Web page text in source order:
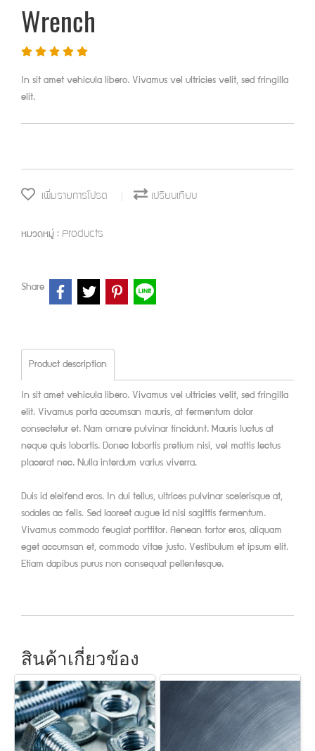
Wrench
In sit amet vehicula libero. Vivamus vel ultricies velit, sed fringilla
elit.
เพิ่มรายการโปรด เปรียบเทียบ
หมวดหมู่ : Products
Share
Product description
In sit amet vehicula libero. Vivamus vel ultricies velit, sed fringilla
elit. Vivamus porta accumsan mauris, at fermentum dolor
consectetur et. Nam ornare pulvinar tincidunt. Mauris luctus at
neque quis lobortis. Donec lobortis pretium nisi, vel mattis lectus
placerat nec. Nulla interdum varius viverra.
Duis id eleifend eros. In dui tellus, ultrices pulvinar scelerisque at,
sodales ac felis. Sed laoreet augue id nisi sagittis fermentum.
Vivamus commodo feugiat porttitor. Aenean tortor eros, aliquam
eget accumsan et, commodo vitae justo. Vestibulum et ipsum elit.
Etiam dapibus purus non consequat pellentesque.
สินค้าเกี่ยวข้อง